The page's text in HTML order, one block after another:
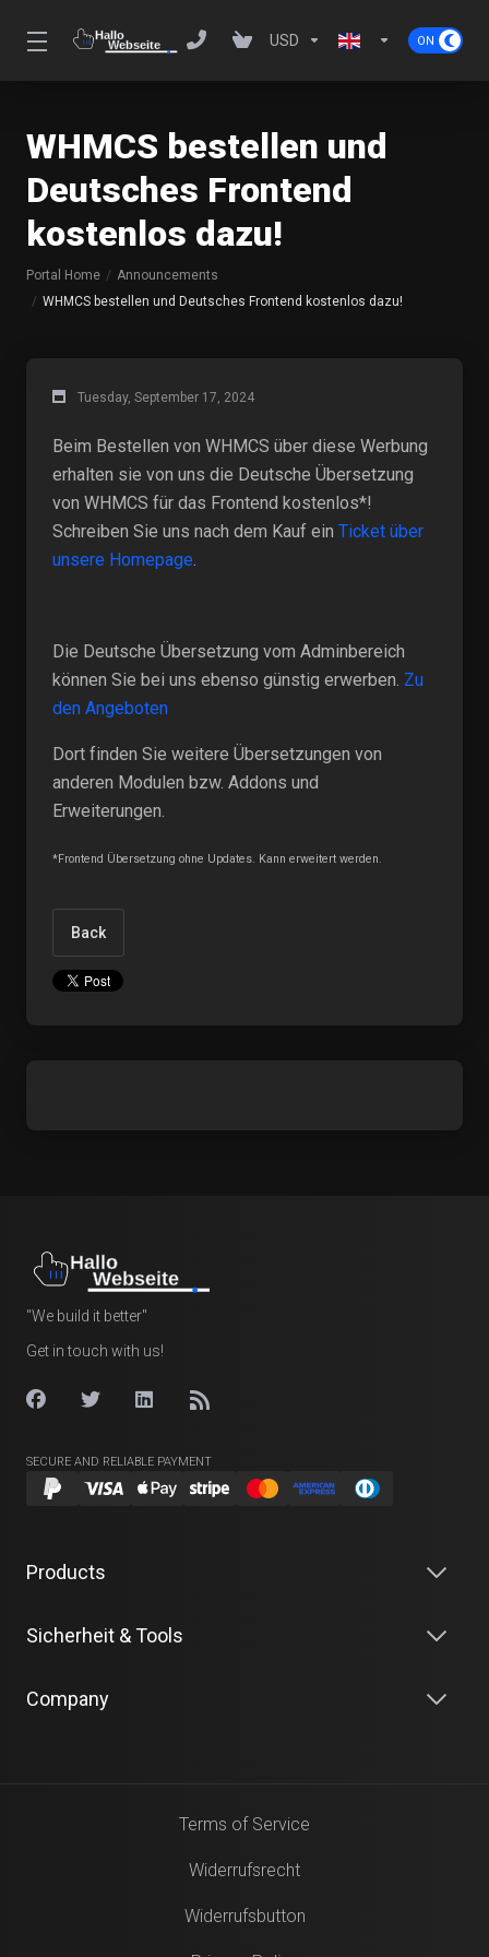
USD
WHMCS bestellen und
Deutsches Frontend
kostenlos dazu!
Portal Home
Announcements
WHMCS bestellen und Deutsches Frontend kostenlos dazu!
Tuesday, September 17, 2024
Beim Bestellen von WHMCS über diese Werbung
erhalten sie von uns die Deutsche Übersetzung
von WHMCS für das Frontend kostenlos*!
Schreiben Sie uns nach dem Kauf ein Ticket über
unsere Homepage.
Die Deutsche Übersetzung vom Adminbereich
können Sie bei uns ebenso günstig erwerben. Zu
den Angeboten
Dort finden Sie weitere Übersetzungen von
anderen Modulen bzw. Addons und
Erweiterungen.
*Frontend Übersetzung ohne Updates. Kann erweitert werden.
Back
"We build it better"
Get in touch with us!
SECURE AND RELIABLE PAYMENT
Products
Sicherheit & Tools
Company
Terms of Service
Widerrufsrecht
Widerrufsbutton